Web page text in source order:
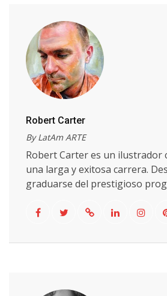
Robert Carter
By LatAm ARTE
Robert Carter es un ilustrador
una larga y exitosa carrera.
graduarse del prestigioso